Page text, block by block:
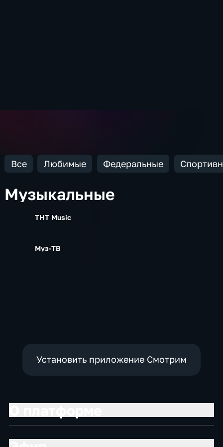
Все Любимые Федеральные
Музыкальные
ТНТ Music
Муз-ТВ
Установить приложение Смотрим